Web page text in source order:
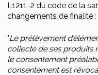
L1211-2 du code de la
changements de finalité :
"Le prélèvement
collecte de ses produits
le consentement
consentement est